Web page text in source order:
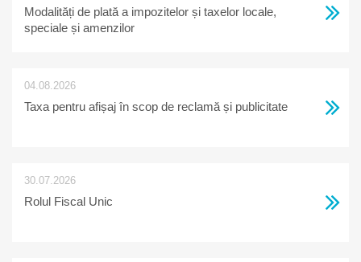
Modalități de plată a impozitelor și taxelor locale,
speciale și amenzilor
04.08.2026
Taxa pentru afișaj în scop de reclamă și publicitate
30.07.2026
Rolul Fiscal Unic